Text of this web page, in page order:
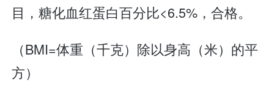
目，糖化血红蛋白百分比<6.5%，合格。
（BMI=体重（千克）除以身高（米）的平
方）